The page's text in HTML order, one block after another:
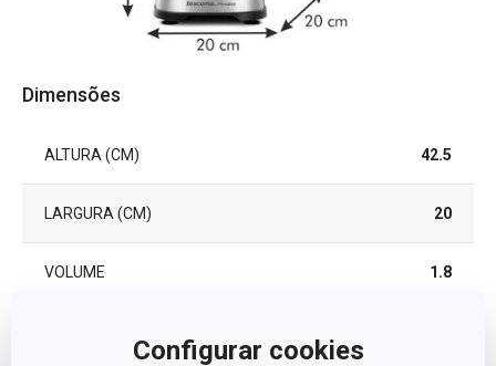
Configurar cookies
Dimensões
ALTURA (CM) 42.5
LARGURA (CM) 20
VOLUME 1.8